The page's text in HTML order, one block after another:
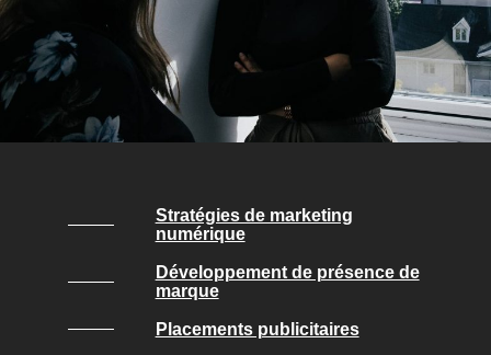
Implications
Blogue
Carrière
LinkedIn
Instagram
Stratégies de marketing
numérique
Développement de présence de
marque
Placements publicitaires